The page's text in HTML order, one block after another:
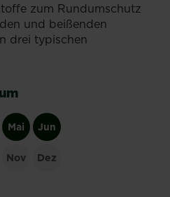
zum Rundumschutz
und beißenden
drei typischen
Mai Jun
Nov Dez